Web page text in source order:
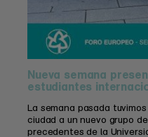
Nueva semana
estudiantes
La semana pasada
ciudad a un nuevo grupo
precedentes de la